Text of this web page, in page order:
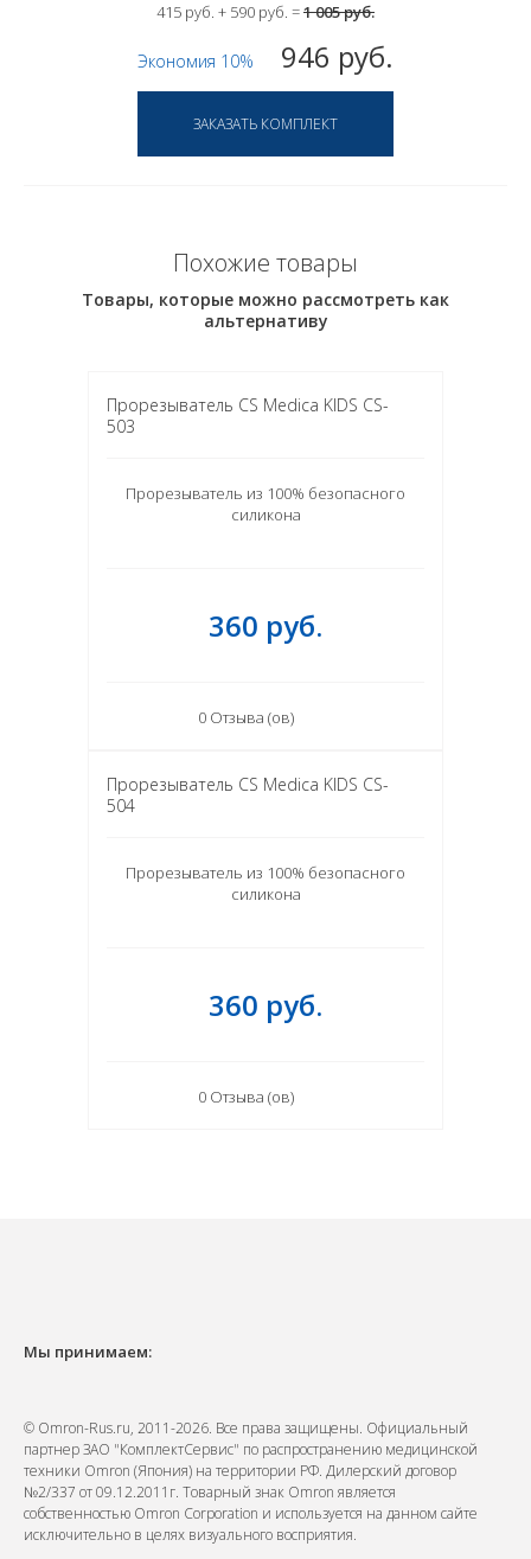
415 руб. + 590 руб. =1 005 руб.
Экономия 10% 946 руб.
Похожие товары
Товары, которые можно рассмотреть как
альтернативу
Прорезыватель CS Medica KIDS CS-
503
Прорезыватель из 100% безопасного
силикона
360 руб.
0 Отзыва (ов)
Прорезыватель CS Medica KIDS CS-
504
Прорезыватель из 100% безопасного
силикона
360 руб.
0 Отзыва (ов)
Мы принимаем:
© Omron-Rus.ru, 2011-2026. Все права защищены. Официальный
партнер ЗАО "КомплектСервис" по распространению медицинской
техники Omron (Япония) на территории РФ. Дилерский договор
№2/337 от 09.12.2011г. Товарный знак Omron является
собственностью Omron Corporation и используется на данном сайте
исключительно в целях визуального восприятия.